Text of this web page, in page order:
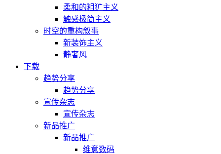
柔和的粗犷主义
触感极简主义
时空的重构叙事
新装饰主义
静奢风
下载
趋势分享
趋势分享
宣传杂志
宣传杂志
新品推广
新品推广
维意数码